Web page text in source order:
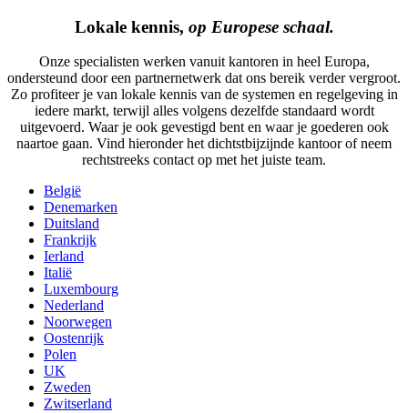
Lokale kennis, op Europese schaal.
Onze specialisten werken vanuit kantoren in heel Europa,
ondersteund door een partnernetwerk dat ons bereik verder vergroot.
Zo profiteer je van lokale kennis van de systemen en regelgeving in
iedere markt, terwijl alles volgens dezelfde standaard wordt
uitgevoerd. Waar je ook gevestigd bent en waar je goederen ook
naartoe gaan. Vind hieronder het dichtstbijzijnde kantoor of neem
rechtstreeks contact op met het juiste team.
België
Denemarken
Duitsland
Frankrijk
Ierland
Italië
Luxembourg
Nederland
Noorwegen
Oostenrijk
Polen
UK
Zweden
Zwitserland